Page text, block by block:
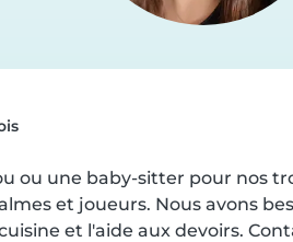
ou une baby-sitter pour nos
et joueurs. Nous avons
et l'aide aux devoirs.